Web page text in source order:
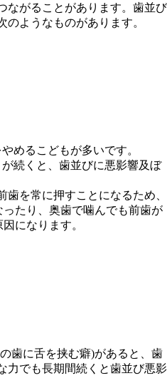
ながることがあります。歯並び
のようなものがあります。
めるこどもが多いです。
続くと、歯並びに悪影響及ぼ
を常に押すことになるため、
ったり、奥歯で噛んでも前歯が
になります。
歯に舌を挟む癖)があると、歯
力でも長期間続くと歯並び悪影